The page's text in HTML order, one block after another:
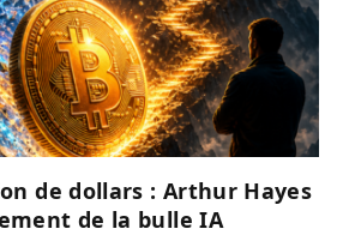
de dollars : Arthur Hayes
de la bulle IA